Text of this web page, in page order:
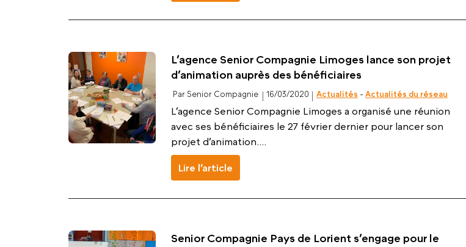
L’agence Senior Compagnie Limoges lance son projet
d’animation auprès des bénéficiaires
Par Senior Compagnie 16/03/2020 Actualités - Actualités du réseau
L’agence Senior Compagnie Limoges a organisé une réunion
avec ses bénéficiaires le 27 février dernier pour lancer son
projet d’animation....
Lire l’article
Senior Compagnie Pays de Lorient s’engage pour le